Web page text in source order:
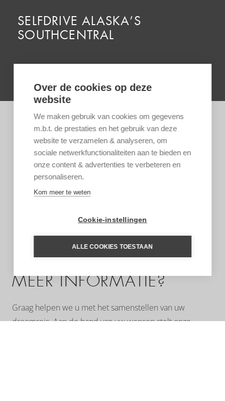
SELFDRIVE ALASKA’S
SOUTHCENTRAL
MEER INFORMATIE?
Graag helpen we u met het samenstellen van uw
droomreis. Aan de hand van uw wensen stelt onze
Over de cookies op deze
website
We maken gebruik van cookies om gegevens
m.b.t. de prestaties en het gebruik van deze
website te verzamelen & analyseren, om
sociale netwerkfunctionaliteiten aan te bieden en
onze content & advertenties te verbeteren en
personaliseren.
Kom meer te weten
Cookie-instellingen
ALLE COOKIES TOESTAAN